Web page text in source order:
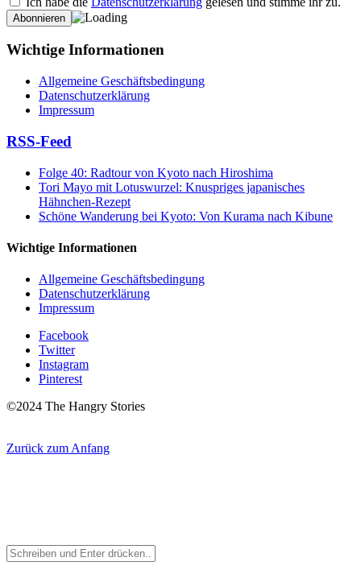
Wichtige Informationen
Allgemeine Geschäftsbedingung
Datenschutzerklärung
Impressum
RSS-Feed
Folge 40: Radtour von Kyoto nach Hiroshima
Tori Mayo mit Lotuswurzel: Knuspriges japanisches
Hähnchen-Rezept
Schöne Wanderung bei Kyoto: Von Kurama nach Kibune
Wichtige Informationen
Allgemeine Geschäftsbedingung
Datenschutzerklärung
Impressum
Facebook
Twitter
Instagram
Pinterest
©2024 The Hangry Stories
Zurück zum Anfang